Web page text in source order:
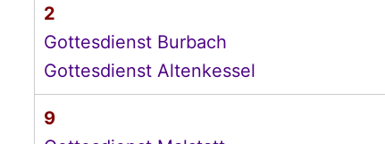
2
Gottesdienst Burbach
Gottesdienst Altenkessel
9